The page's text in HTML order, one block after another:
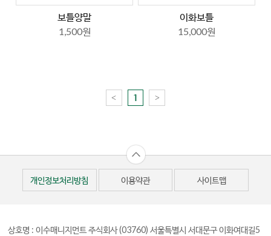
보틀양말
1,500원
이화보틀
15,000원
< 1 >
개인정보처리방침 이용약관 사이트맵
상호명 : 이수매니지먼트 주식회사(03760) 서울특별시 서대문구 이화여대길5